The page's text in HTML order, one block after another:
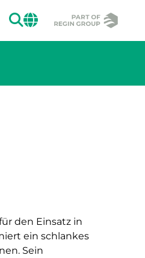
SUCHEN
CHANGE
den Einsatz in
ein schlankes
Sein